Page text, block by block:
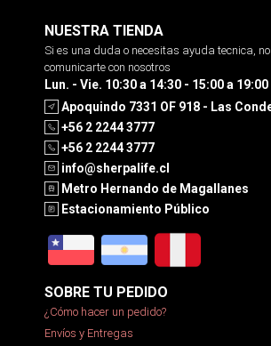
NUESTRA TIENDA
Si es una duda o necesitas ayuda tecnica,
comunicarte con nosotros
Lun. - Vie. 10:30 a 14:30 - 15:00 a 19:00
Apoquindo 7331 OF 918 - Las
+56 2 2244 3777
+56 2 2244 3777
info@sherpalife.cl
Metro Hernando de Magallanes
Estacionamiento Público
SOBRE TU PEDIDO
¿Cómo hacer un pedido?
Envíos y Entregas